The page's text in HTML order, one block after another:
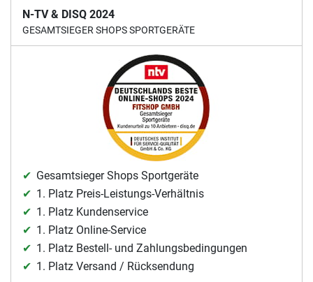
N-TV & DISQ 2024
GESAMTSIEGER SHOPS SPORTGERÄTE
Gesamtsieger Shops Sportgeräte
1. Platz Preis-Leistungs-Verhältnis
1. Platz Kundenservice
1. Platz Online-Service
1. Platz Bestell- und Zahlungsbedingungen
1. Platz Versand / Rücksendung